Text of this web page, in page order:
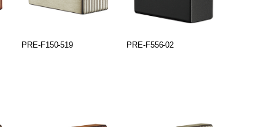
PRE-F150-519 PRE-F556-02